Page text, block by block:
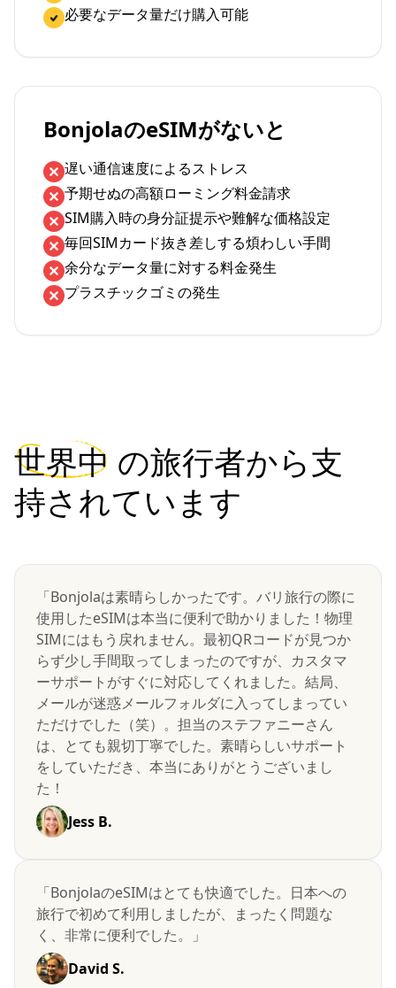
必要なデータ量だけ購入可能
BonjolaのeSIMがないと
遅い通信速度によるストレス
予期せぬの高額ローミング料金請求
SIM購入時の身分証提示や難解な価格設定
毎回SIMカード抜き差しする煩わしい手間
余分なデータ量に対する料金発生
プラスチックゴミの発生
世界中 の旅行者から支
持されています
「Bonjolaは素晴らしかったです。バリ旅行の際に
使用したeSIMは本当に便利で助かりました！物理
SIMにはもう戻れません。最初QRコードが見つか
らず少し手間取ってしまったのですが、カスタマ
ーサポートがすぐに対応してくれました。結局、
メールが迷惑メールフォルダに入ってしまってい
ただけでした（笑）。担当のステファニーさん
は、とても親切丁寧でした。素晴らしいサポート
をしていただき、本当にありがとうございまし
た！
Jess B.
「BonjolaのeSIMはとても快適でした。日本への
旅行で初めて利用しましたが、まったく問題な
く、非常に便利でした。」
David S.